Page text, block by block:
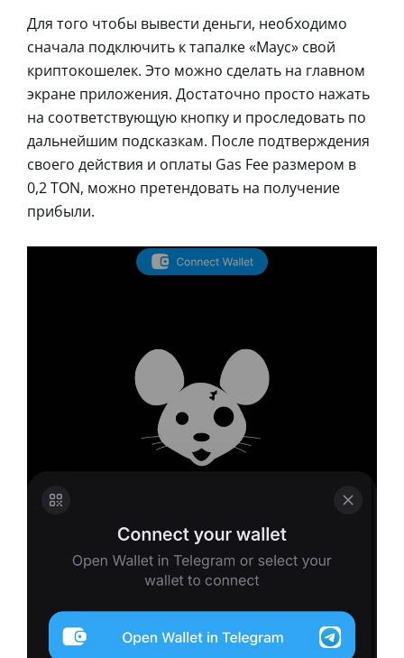
Для того чтобы вывести деньги, необходимо
сначала подключить к тапалке «Маус» свой
криптокошелек. Это можно сделать на главном
экране приложения. Достаточно просто нажать
на соответствующую кнопку и проследовать по
дальнейшим подсказкам. После подтверждения
своего действия и оплаты Gas Fee размером в
0,2 TON, можно претендовать на получение
прибыли.